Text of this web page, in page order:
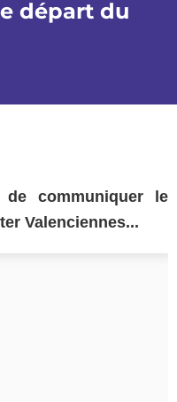
départ du
de communiquer le
Valenciennes...